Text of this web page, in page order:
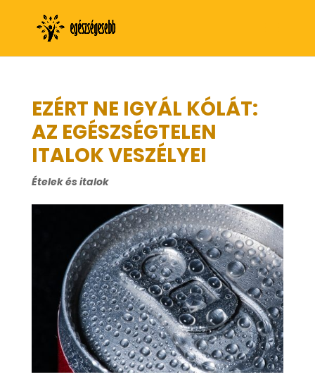
EZÉRT NE IGYÁL KÓLÁT:
AZ EGÉSZSÉGTELEN
ITALOK VESZÉLYEI
Ételek és italok